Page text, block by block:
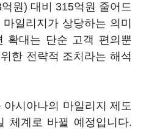
원) 대비 315억원 줄어드
일리지가 상당하는 의미
확대는 단순 고객 편의뿐
한 전략적 조치라는 해석
아시아나의 마일리지 제도
체계로 바뀔 예정입니다.